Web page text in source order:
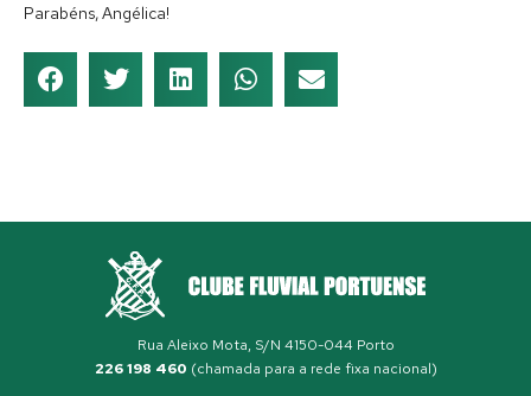
Parabéns, Angélica!
Rua Aleixo Mota, S/N 4150-044 Porto
226 198 460 (chamada para a rede fixa nacional)